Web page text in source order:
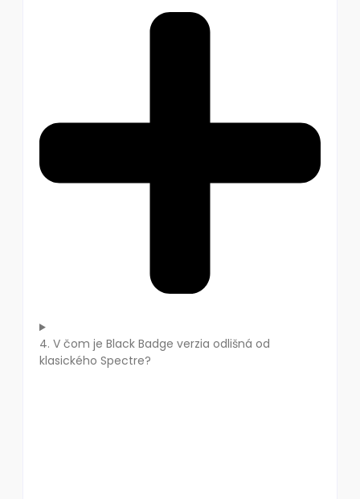
4. V čom je Black Badge verzia odlišná od
klasického Spectre?